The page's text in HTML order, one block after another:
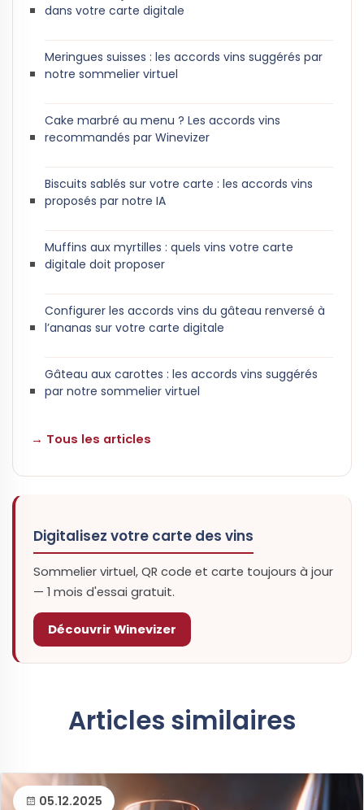
dans votre carte digitale
Meringues suisses : les accords vins suggérés par
notre sommelier virtuel
Cake marbré au menu ? Les accords vins
recommandés par Winevizer
Biscuits sablés sur votre carte : les accords vins
proposés par notre IA
Muffins aux myrtilles : quels vins votre carte
digitale doit proposer
Configurer les accords vins du gâteau renversé à
l’ananas sur votre carte digitale
Gâteau aux carottes : les accords vins suggérés
par notre sommelier virtuel
→ Tous les articles
Digitalisez votre carte des vins
Sommelier virtuel, QR code et carte toujours à jour
— 1 mois d'essai gratuit.
Découvrir Winevizer
Articles similaires
05.12.2025